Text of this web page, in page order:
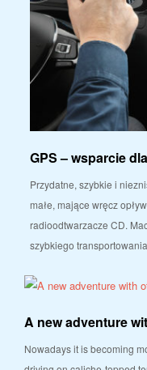
GPS – wsparcie
Przydatne, szybkie i
małe, mające wręcz
radioodtwarzacze CD.
szybkiego
A new adventure
Nowadays it is becoming